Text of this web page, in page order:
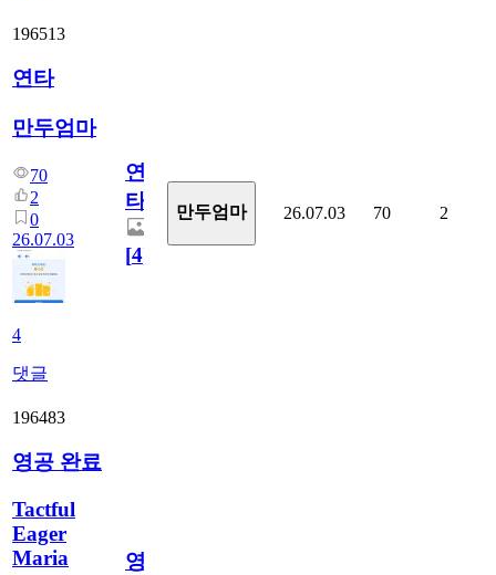
196513
연타
만두엄마
70
2
0
26.07.03
4
댓글
연
타
[4]
만두엄마 26.07.03 70 2
196483
영공 완료
Tactful
Eager
Maria
영